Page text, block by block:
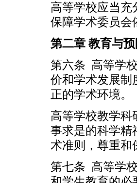
高等学校应当充
保障学术委员会
第二章 教育与
第六条 高等学
价和学术发展制
正的学术环境。
高等学校教学科
事求是的科学精
术准则，尊重和
第七条 高等学